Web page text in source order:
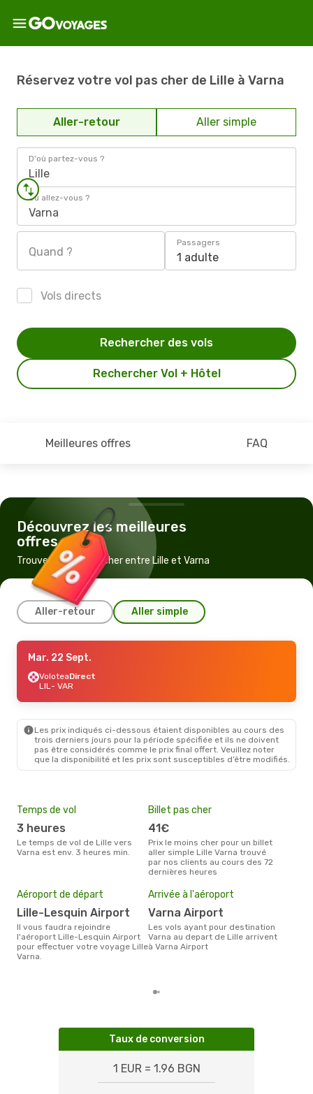
Réservez votre vol pas cher de Lille à Varna
Aller-retour Aller simple
D'où partez-vous ?
Lille
Où allez-vous ?
Varna
Quand ?
Passagers
1 adulte
Vols directs
Rechercher Vol + Hôtel
Rechercher des vols
Meilleures offres FAQ
Découvrez les meilleures
offres
Trouvez un vol pas cher entre Lille et Varna
Aller-retour Aller simple
Mar. 1 Sept.- Mar. 8 Sept.
VoloteaDirect
LIL- VAR
VAR- LIL
Mar. 8 Sept.- Mar. 15 Sept.
VoloteaDirect
Volotea
Direct
LIL- VAR
VoloteaDirect
Mar. 22 Sept.
VoloteaDirect
LIL- VAR
Les prix indiqués ci-dessous étaient disponibles au cours des
trois derniers jours pour la période spécifiée et ils ne doivent
pas être considérés comme le prix final offert. Veuillez noter
que la disponibilité et les prix sont susceptibles d’être modifiés.
Temps de vol
3 heures
Le temps de vol de Lille vers
Varna est env. 3 heures min.
Billet pas cher
41€
Prix le moins cher pour un billet
aller simple Lille Varna trouvé
par nos clients au cours des 72
dernières heures
Aéroport de départ
Lille-Lesquin Airport
Il vous faudra rejoindre
l'aéroport Lille-Lesquin Airport
pour effectuer votre voyage Lille
Varna.
Arrivée à l'aéroport
Varna Airport
Les vols ayant pour destination
Varna au depart de Lille arrivent
à Varna Airport
Taux de conversion
1 EUR = 1.96 BGN